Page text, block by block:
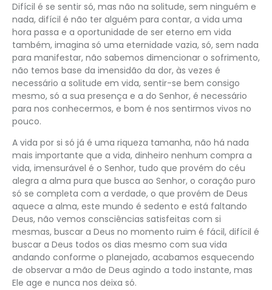
Difícil é se sentir só, mas não na solitude, sem ninguém e
nada, difícil é não ter alguém para contar, a vida uma
hora passa e a oportunidade de ser eterno em vida
também, imagina só uma eternidade vazia, só, sem nada
para manifestar, não sabemos dimencionar o sofrimento,
não temos base da imensidão da dor, às vezes é
necessário a solitude em vida, sentir-se bem consigo
mesmo, só a sua presença e a do Senhor, é necessário
para nos conhecermos, e bom é nos sentirmos vivos no
pouco.
A vida por si só já é uma riqueza tamanha, não há nada
mais importante que a vida, dinheiro nenhum compra a
vida, imensurável é o Senhor, tudo que provém do céu
alegra a alma pura que busca ao Senhor, o coração puro
só se completa com a verdade, o que provém de Deus
aquece a alma, este mundo é sedento e está faltando
Deus, não vemos consciências satisfeitas com si
mesmas, buscar a Deus no momento ruim é fácil, difícil é
buscar a Deus todos os dias mesmo com sua vida
andando conforme o planejado, acabamos esquecendo
de observar a mão de Deus agindo a todo instante, mas
Ele age e nunca nos deixa só.